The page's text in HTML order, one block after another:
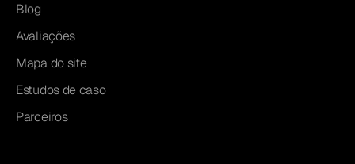
Blog
Avaliações
Mapa do site
Estudos de caso
Parceiros